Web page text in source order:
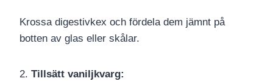
Krossa digestivkex och fördela dem jämnt på
botten av glas eller skålar.
2. Tillsätt vaniljkvarg: